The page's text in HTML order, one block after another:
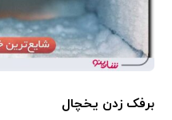
برفک زدن یخچال